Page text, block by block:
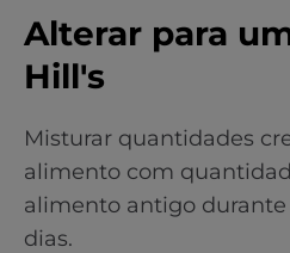
Alterar para
Hill's
Misturar quantidades
alimento com
alimento antigo
dias.